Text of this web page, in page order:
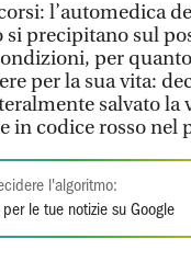
l’automedica
si precipitano sul
per
per la sua vita:
salvato
in codice rosso nel
l'algoritmo:
per le tue notizie su Google